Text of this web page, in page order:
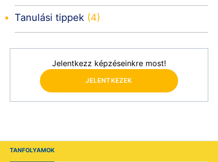
Tanulási tippek (4)
Jelentkezz képzéseinkre most!
JELENTKEZEK
TANFOLYAMOK